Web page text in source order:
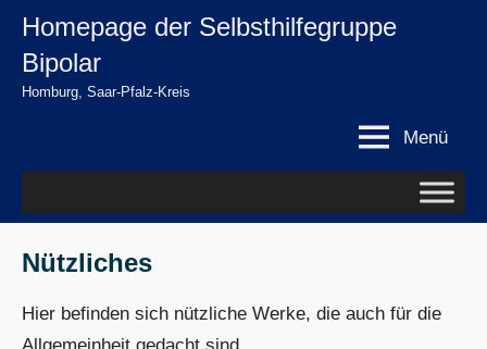
springen
Zum
springen
Homepage der Selbsthilfegruppe
Bipolar
Homburg, Saar-Pfalz-Kreis
Menü
Nützliches
Hier befinden sich nützliche Werke, die auch für die